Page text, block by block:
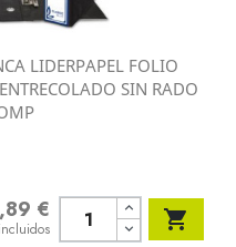
rápida
LIDERPAPEL FOLIO
SIN RADO
€ 